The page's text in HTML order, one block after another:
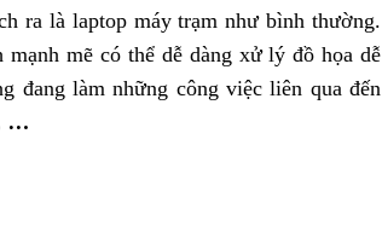
ra là laptop máy trạm như bình thường.
mẽ có thể dễ dàng xử lý đồ họa dễ
đang làm những công việc liên qua đến
…